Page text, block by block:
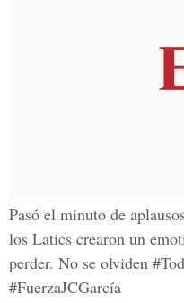
Pasó el minuto de
los Latics crearon un
perder. No se olviden
#FuerzaJCGarcía